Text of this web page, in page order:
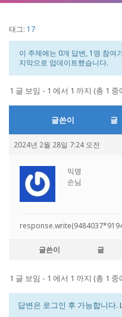
태그: 17
이 주제에는 0개 답변, 1명 참여
지막으로 업데이트했습니다.
1 글 보임 - 1 에서 1 까지 (총 1 중
글쓴이 글
2024년 2월 28일 7:24 오전
익명
손님
글쓴이 글
1 글 보임 - 1 에서 1 까지 (총 1 중
답변은 로그인 후 가능합니다.